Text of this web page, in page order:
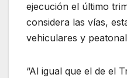
ejecución el último
considera las vías,
vehiculares y
“Al igual que el de el